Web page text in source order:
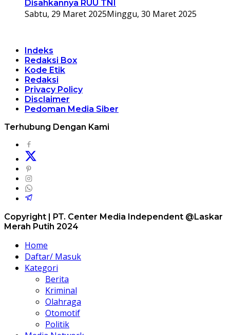
Disahkannya RUU TNI
Sabtu, 29 Maret 2025Minggu, 30 Maret 2025
Indeks
Redaksi Box
Kode Etik
Redaksi
Privacy Policy
Disclaimer
Pedoman Media Siber
Terhubung Dengan Kami
Copyright | PT. Center Media Independent @Laskar
Merah Putih 2024
Home
Daftar/ Masuk
Kategori
Berita
Kriminal
Olahraga
Otomotif
Politik